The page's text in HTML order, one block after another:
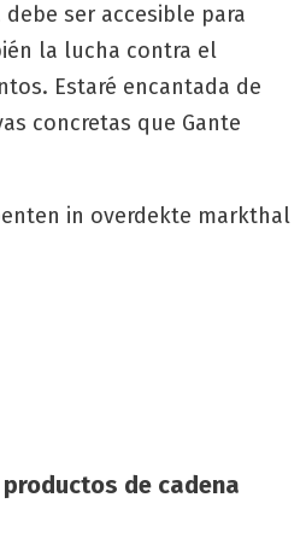
ser accesible para
la lucha contra el
Estaré encantada de
concretas que Gante
de cade­na